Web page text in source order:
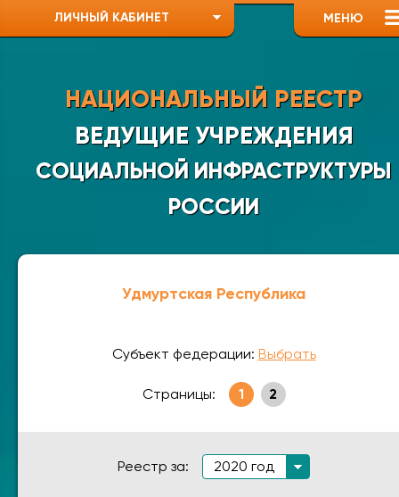
МЕНЮ
ЛИЧНЫЙ КАБИНЕТ
НАЦИОНАЛЬНЫЙ РЕЕСТР
ВЕДУЩИЕ УЧРЕЖДЕНИЯ
СОЦИАЛЬНОЙ ИНФРАСТРУКТУРЫ
РОССИИ
Удмуртская Республика
Субъект федерации: Выбрать
Страницы: 1 2
Реестр за: 2020 год